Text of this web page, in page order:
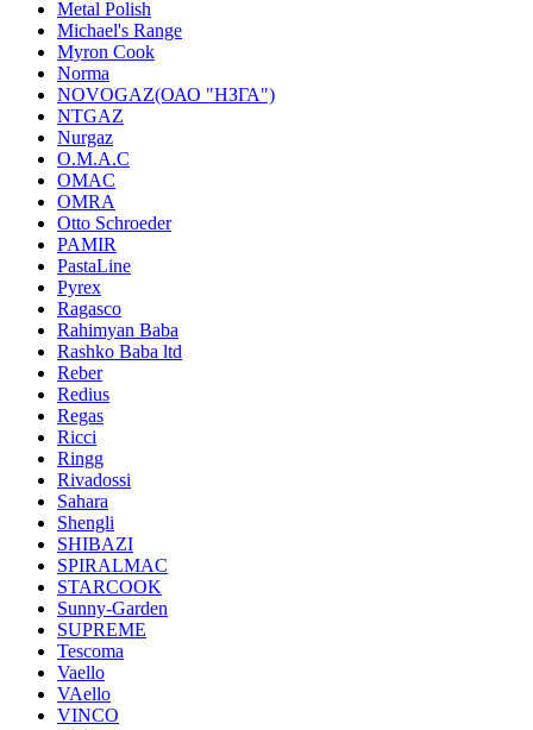
Metal Polish
Michael's Range
Myron Cook
Norma
NOVOGAZ(ОАО "НЗГА")
NTGAZ
Nurgaz
O.M.A.C
OMAC
OMRA
Otto Schroeder
PAMIR
PastaLine
Pyrex
Ragasco
Rahimyan Baba
Rashko Baba ltd
Reber
Redius
Regas
Ricci
Ringg
Rivadossi
Sahara
Shengli
SHIBAZI
SPIRALMAC
STARCOOK
Sunny-Garden
SUPREME
Tescoma
Vaello
VAello
VINCO